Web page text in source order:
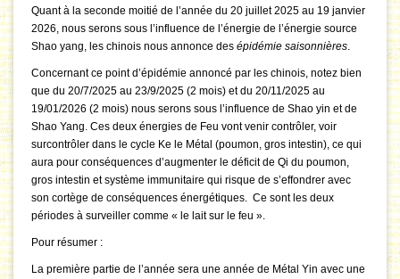
Quant à la seconde moitié de l’année du 20 juillet 2025 au 19 janvier
2026, nous serons sous l’influence de l’énergie de l’énergie source
Shao yang, les chinois nous annonce des épidémie saisonnières.
Concernant ce point d’épidémie annoncé par les chinois, notez bien
que du 20/7/2025 au 23/9/2025 (2 mois) et du 20/11/2025 au
19/01/2026 (2 mois) nous serons sous l’influence de Shao yin et de
Shao Yang. Ces deux énergies de Feu vont venir contrôler, voir
surcontrôler dans le cycle Ke le Métal (poumon, gros intestin), ce qui
aura pour conséquences d’augmenter le déficit de Qi du poumon,
gros intestin et système immunitaire qui risque de s’effondrer avec
son cortège de conséquences énergétiques. Ce sont les deux
périodes à surveiller comme « le lait sur le feu ».
Pour résumer :
La première partie de l’année sera une année de Métal Yin avec une